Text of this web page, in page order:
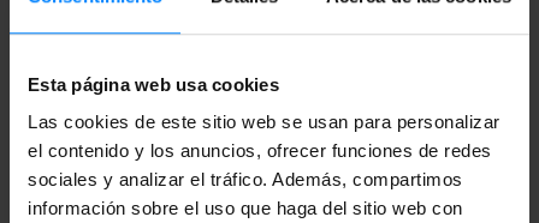
Esta página web usa cookies
Las cookies de este sitio web se usan para personalizar
el contenido y los anuncios, ofrecer funciones de redes
sociales y analizar el tráfico. Además, compartimos
información sobre el uso que haga del sitio web con
al público. Hasta ahora han participado en el circuito
Neomak, Ekiza, La Furia, Nøgen, Kepa Junkera, Dupla e
Idoia, entre otros. Este ciclo cuenta con la colaboración de
Etxepare Euskal Institutua.